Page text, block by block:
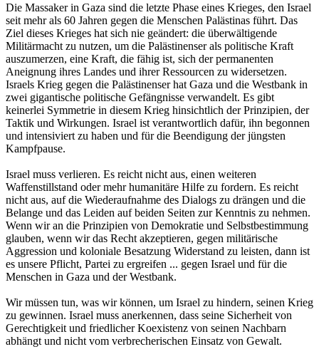
Die Massaker in Gaza sind die letzte Phase eines Krieges, den Israel
seit mehr als 60 Jahren gegen die Menschen Palästinas führt. Das
Ziel dieses Krieges hat sich nie geändert: die überwältigende
Militärmacht zu nutzen, um die Palästinenser als politische Kraft
auszumerzen, eine Kraft, die fähig ist, sich der permanenten
Aneignung ihres Landes und ihrer Ressourcen zu widersetzen.
Israels Krieg gegen die Palästinenser hat Gaza und die Westbank in
zwei gigantische politische Gefängnisse verwandelt. Es gibt
keinerlei Symmetrie in diesem Krieg hinsichtlich der Prinzipien, der
Taktik und Wirkungen. Israel ist verantwortlich dafür, ihn begonnen
und intensiviert zu haben und für die Beendigung der jüngsten
Kampfpause.
Israel muss verlieren. Es reicht nicht aus, einen weiteren
Waffenstillstand oder mehr humanitäre Hilfe zu fordern. Es reicht
nicht aus, auf die Wiederaufnahme des Dialogs zu drängen und die
Belange und das Leiden auf beiden Seiten zur Kenntnis zu nehmen.
Wenn wir an die Prinzipien von Demokratie und Selbstbestimmung
glauben, wenn wir das Recht akzeptieren, gegen militärische
Aggression und koloniale Besatzung Widerstand zu leisten, dann ist
es unsere Pflicht, Partei zu ergreifen ... gegen Israel und für die
Menschen in Gaza und der Westbank.
Wir müssen tun, was wir können, um Israel zu hindern, seinen Krieg
zu gewinnen. Israel muss anerkennen, dass seine Sicherheit von
Gerechtigkeit und friedlicher Koexistenz von seinen Nachbarn
abhängt und nicht vom verbrecherischen Einsatz von Gewalt.